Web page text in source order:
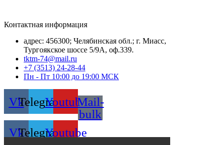
Контактная информация
адрес: 456300; Челябинская обл.; г. Миасс,
Тургоякское шоссе 5/9А, оф.339.
tktm-74@mail.ru
+7 (3513) 24-28-44
Пн - Пт 10:00 до 19:00 МСК
VkTelegramYoutubeMail-
bulk
VkTelegramYoutube